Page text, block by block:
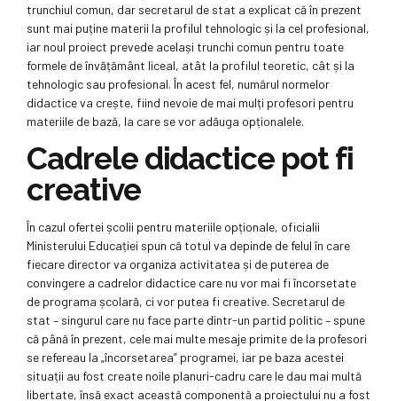
trunchiul comun, dar secretarul de stat a explicat că în prezent
sunt mai puține materii la profilul tehnologic și la cel profesional,
iar noul proiect prevede același trunchi comun pentru toate
formele de învățământ liceal, atât la profilul teoretic, cât și la
tehnologic sau profesional. În acest fel, numărul normelor
didactice va crește, fiind nevoie de mai mulți profesori pentru
materiile de bază, la care se vor adăuga opționalele.
Cadrele didactice pot fi
creative
În cazul ofertei școlii pentru materiile opționale, oficialii
Ministerului Educației spun că totul va depinde de felul în care
fiecare director va organiza activitatea și de puterea de
convingere a cadrelor didactice care nu vor mai fi încorsetate
de programa școlară, ci vor putea fi creative. Secretarul de
stat – singurul care nu face parte dintr-un partid politic – spune
că până în prezent, cele mai multe mesaje primite de la profesori
se refereau la „încorsetarea” programei, iar pe baza acestei
situații au fost create noile planuri-cadru care le dau mai multă
libertate, însă exact această componentă a proiectului nu a fost